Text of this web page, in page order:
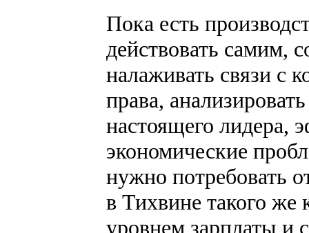
Пока есть
действовать самим,
налаживать связи с
права,
настоящего лидера,
экономические
нужно потребовать
в Тихвине такого же
уровнем зарплаты и